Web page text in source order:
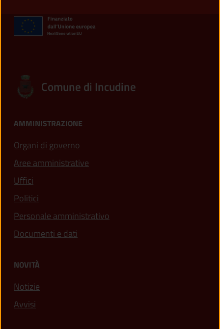
Comune di Incudine
AMMINISTRAZIONE
Organi di governo
Aree amministrative
Uffici
Politici
Personale amministrativo
Documenti e dati
NOVITÀ
Notizie
Avvisi